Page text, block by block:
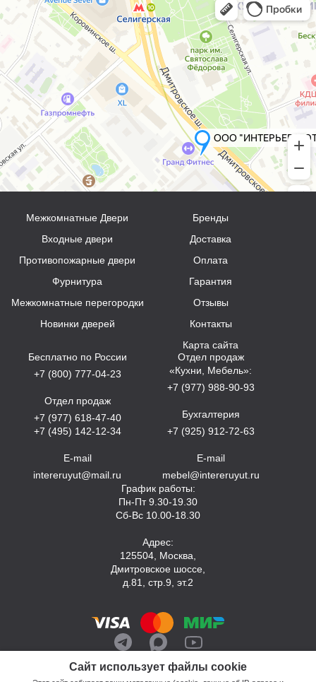
Сайт использует файлы cookie
Межкомнатные Двери
Входные двери
Противопожарные двери
Фурнитура
Межкомнатные перегородки
Новинки дверей
Бренды
Доставка
Оплата
Гарантия
Отзывы
Контакты
Карта сайта
Бесплатно по России
+7 (800) 777-04-23
Отдел продаж
+7 (977) 618-47-40
+7 (495) 142-12-34
E-mail
intereruyut@mail.ru
Отдел продаж
«Кухни, Мебель»:
+7 (977) 988-90-93
Бухгалтерия
+7 (925) 912-72-63
E-mail
mebel@intereruyut.ru
График работы:
Пн-Пт 9.30-19.30
Сб-Вс 10.00-18.30
Адрес:
125504, Москва,
Дмитровское шоссе,
д.81, стр.9, эт.2